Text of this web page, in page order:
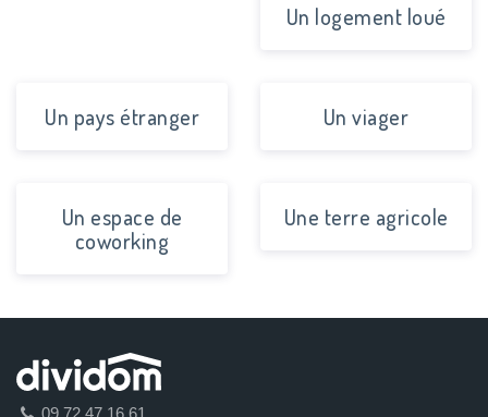
Un logement loué
Un pays étranger Un viager
Un espace de
coworking
Une terre agricole
09 72 47 16 61